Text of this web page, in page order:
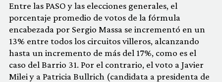
Entre las PASO y las elecciones generales, el
porcentaje promedio de votos de la fórmula
encabezada por Sergio Massa se incrementó en un
13% entre todos los circuitos villeros, alcanzando
hasta un incremento de más del 17%, como es el
caso del Barrio 31. Por el contrario, el voto a Javier
Milei y a Patricia Bullrich (candidata a presidenta de